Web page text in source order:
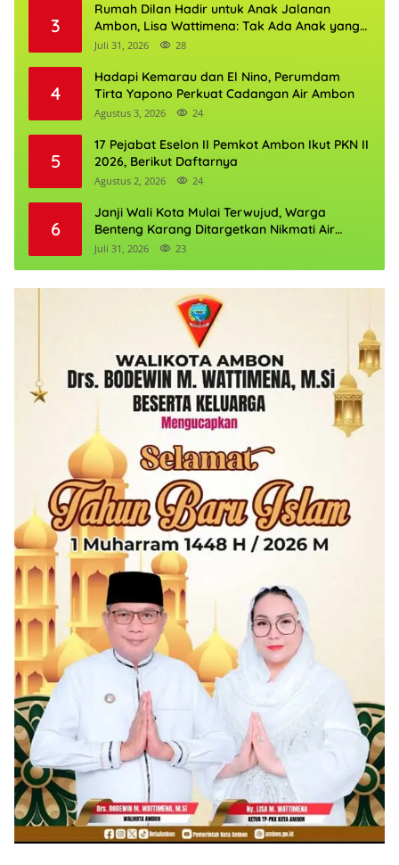
3
Rumah Dilan Hadir untuk Anak Jalanan
Ambon, Lisa Wattimena: Tak Ada Anak yang
Boleh Kehilangan Masa Depannya
Juli 31, 2026 28
4
Hadapi Kemarau dan El Nino, Perumdam
Tirta Yapono Perkuat Cadangan Air Ambon
Agustus 3, 2026 24
5
17 Pejabat Eselon II Pemkot Ambon Ikut PKN II
2026, Berikut Daftarnya
Agustus 2, 2026 24
6
Janji Wali Kota Mulai Terwujud, Warga
Benteng Karang Ditargetkan Nikmati Air
Bersih Pekan Kedua Agustus
Juli 31, 2026 23